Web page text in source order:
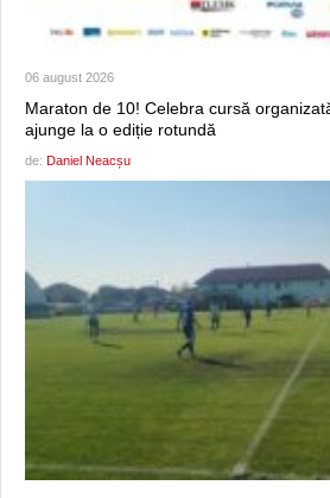
06 august 2026
Maraton de 10! Celebra cursă
ajunge la o ediție rotundă
de: Daniel Neacșu